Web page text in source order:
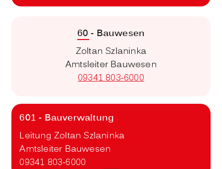
60 - Bauwesen
Zoltan Szlaninka
Amtsleiter Bauwesen
09341 803-6000
601 - Bauverwaltung
Leitung Zoltan Szlaninka
Amtsleiter Bauwesen
09341 803-6000